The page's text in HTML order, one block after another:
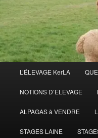
principal
L’ÉLEVAGE KerLA
NOTIONS D’ELEVAGE
ALPAGAS à VENDRE
STAGES LAINE